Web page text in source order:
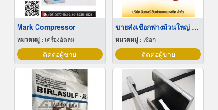
Mark Compressor
หมวดหมู่ : เครื่องอัดลม
ติดต่อผู้ขาย
ขายส่งเชือกฟางม้วนใหญ่ คละสี เนื้อเหนียว ทนทาน
หมวดหมู่ : เชือก
ติดต่อผู้ขาย